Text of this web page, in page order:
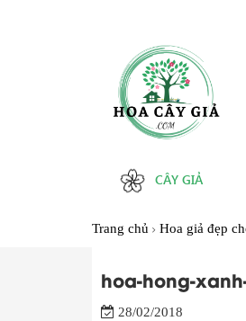
CÂY GIẢ
Trang chủ Hoa giả đẹp
hoa-hong-
28/02/2018